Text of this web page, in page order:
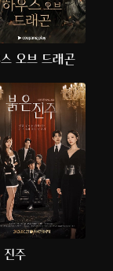
오브 드래곤
진주